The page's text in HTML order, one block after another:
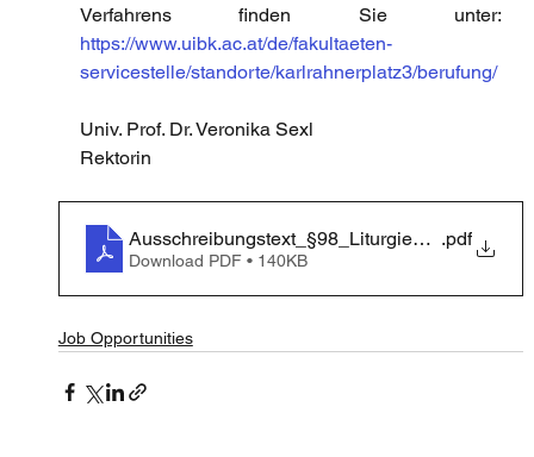
https://www.uibk.ac.at/de/fakultaeten-
servicestelle/standorte/karlrahnerplatz3/berufung/
Univ. Prof. Dr. Veronika Sexl
Rektorin
Ausschreibungstext_§98_Liturgiewissenschaft
.pdf
Download PDF • 140KB
Job Opportunities